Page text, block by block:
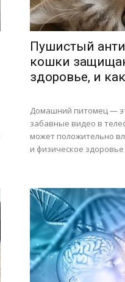
Пушистый
кошки
здоровье, и
Домашний питомец —
забавные видео в
может положительно
и физическое здоровье